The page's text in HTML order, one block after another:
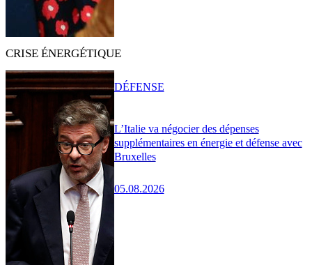
CRISE ÉNERGÉTIQUE
L’Italie va négocier des dépenses
supplémentaires en énergie et défense avec
Bruxelles
05.08.2026
DÉFENSE